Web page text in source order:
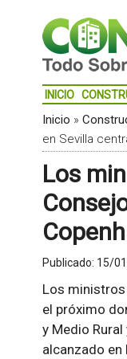
INICIO
Inicio »
en Sevilla
Los
Publicado: 15/
Los ministros
el próximo
y Medio
alcanzado en